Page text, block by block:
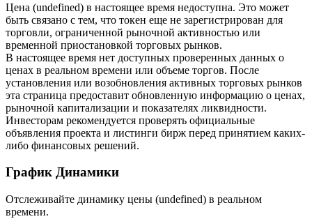
USDT-фьючерсы
Фьючерсы с использованием USDT в качестве
обеспечения
Цена (undefined) в настоящее время недоступна. Это может
быть связано с тем, что токен еще не зарегистрирован для
торговли, ограниченной рыночной активностью или
временной приостановкой торговых рынков.
В настоящее время нет доступных проверенных данных о
ценах в реальном времени или объеме торгов. После
установления или возобновления активных торговых рынков
эта страница предоставит обновленную информацию о ценах,
рыночной капитализации и показателях ликвидности.
Инвесторам рекомендуется проверять официальные
объявления проекта и листинги бирж перед принятием каких-
либо финансовых решений.
График Динамики
Отслеживайте динамику цены (undefined) в реальном
времени.